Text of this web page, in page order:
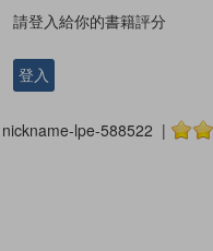
請登入給你的書籍評分
登入
nickname-lpe-588522 |